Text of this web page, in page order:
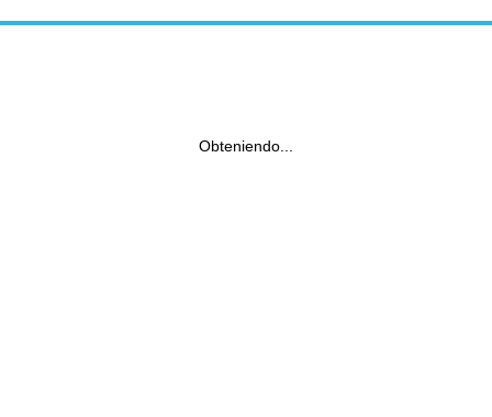
Obteniendo...